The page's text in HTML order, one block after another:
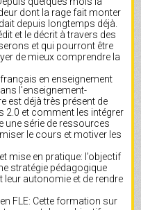
dont la rage fait monter
depuis longtemps déjà.
et le décrit à travers des
et qui pourront être
de mieux comprendre la
en enseignement
l'enseignement-
est déjà très présent de
2.0 et comment les intégrer
une série de ressources
le cours et motiver les
mise en pratique: l’objectif
stratégie pédagogique
leur autonomie et de rendre
FLE: Cette formation sur